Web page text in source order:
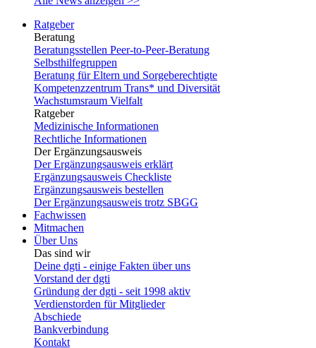
Ratgeber
Beratung
Beratungsstellen Peer-to-Peer-Beratung
Selbsthilfegruppen
Beratung für Eltern und Sorgeberechtigte
Kompetenzzentrum Trans* und Diversität
Wachstumsraum Vielfalt
Ratgeber
Medizinische Informationen
Rechtliche Informationen
Der Ergänzungsausweis
Der Ergänzungsausweis erklärt
Ergänzungsausweis Checkliste
Ergänzungsausweis bestellen
Der Ergänzungsausweis trotz SBGG
Fachwissen
Mitmachen
Über Uns
Das sind wir
Deine dgti - einige Fakten über uns
Vorstand der dgti
Gründung der dgti - seit 1998 aktiv
Verdienstorden für Mitglieder
Abschiede
Bankverbindung
Kontakt